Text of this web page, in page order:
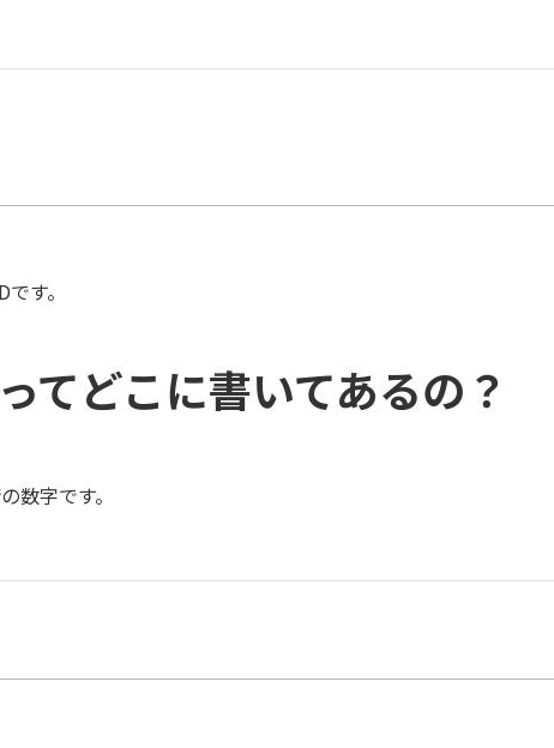
す。
てどこに書いてあるの？
数字です。